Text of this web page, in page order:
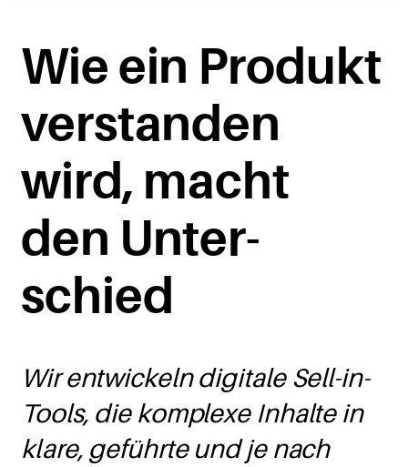
Wie ein Produkt
ver­­s­tanden
wird, macht
den Unter­­­
schied
Wir entwickeln digitale Sell-in-
Tools, die komplexe Inhalte in
klare, geführte und je nach